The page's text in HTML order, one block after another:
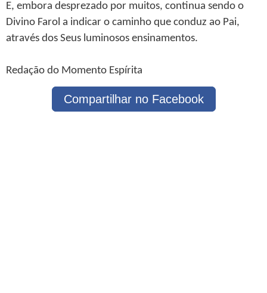
E, embora desprezado por muitos, continua sendo o
Divino Farol a indicar o caminho que conduz ao Pai,
através dos Seus luminosos ensinamentos.
Redação do Momento Espírita
Compartilhar no Facebook